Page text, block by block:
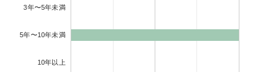
3年〜5年未満
5年〜10年未満
10年以上